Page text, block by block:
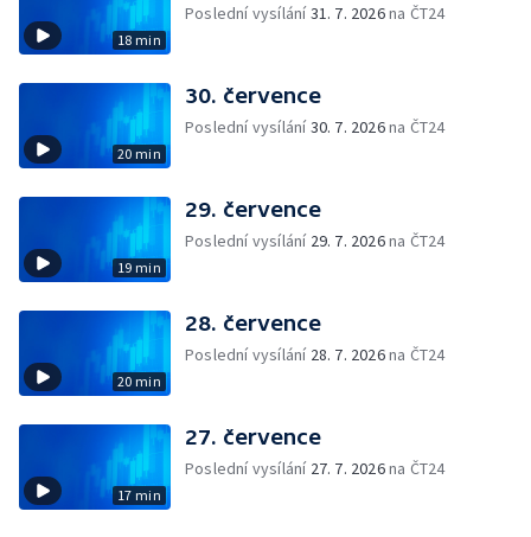
18 min
Poslední vysílání31. 7. 2026na ČT24
20 min
30. července
Poslední vysílání30. 7. 2026na ČT24
19 min
29. července
Poslední vysílání 29. 7. 2026na ČT24
20 min
28. července
Poslední vysílání 28. 7. 2026na ČT24
17 min
27. července
Poslední vysílání 27. 7. 2026na ČT24